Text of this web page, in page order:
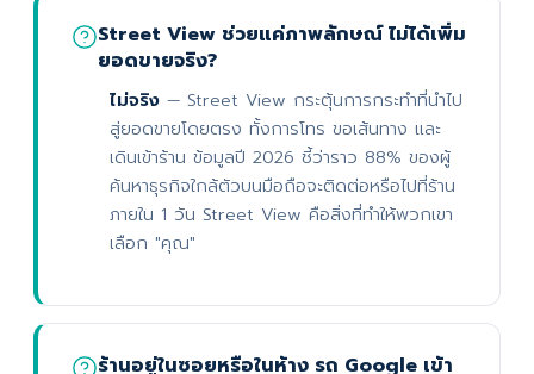
Street View ช่วยแค่ภาพลักษณ์ ไม่ได้เพิ่ม
ยอดขายจริง?
ไม่จริง — Street View กระตุ้นการกระทำที่นำไป
สู่ยอดขายโดยตรง ทั้งการโทร ขอเส้นทาง และ
เดินเข้าร้าน ข้อมูลปี 2026 ชี้ว่าราว 88% ของผู้
ค้นหาธุรกิจใกล้ตัวบนมือถือจะติดต่อหรือไปที่ร้าน
ภายใน 1 วัน Street View คือสิ่งที่ทำให้พวกเขา
เลือก "คุณ"
ร้านอยู่ในซอยหรือในห้าง รถ Google เข้า